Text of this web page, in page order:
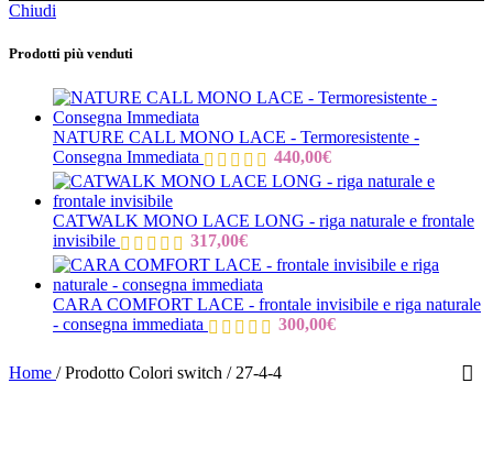
Chiudi
Prodotti più venduti
NATURE CALL MONO LACE - Termoresistente -
Consegna Immediata
440,00€
CATWALK MONO LACE LONG - riga naturale e frontale
invisibile
317,00€
CARA COMFORT LACE - frontale invisibile e riga naturale
- consegna immediata
300,00€
Home / Prodotto Colori switch / 27-4-4